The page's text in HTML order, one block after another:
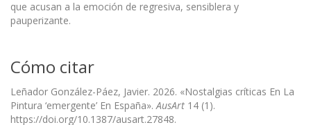
que acusan a la emoción de regresiva, sensiblera y
pauperizante.
Cómo citar
Leñador González-Páez, Javier. 2026. «Nostalgias críticas En La
Pintura ‘emergente’ En España».AusArt 14 (1).
https://doi.org/10.1387/ausart.27848.